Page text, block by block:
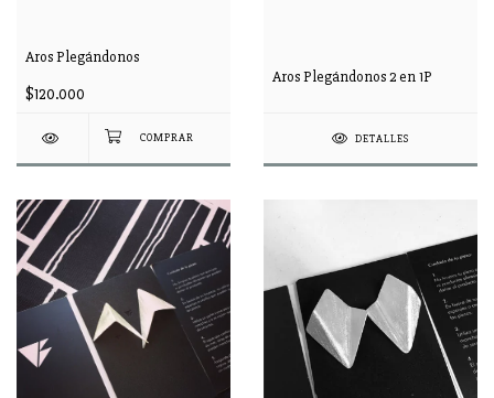
Aros Plegándonos
$120.000
Aros Plegándonos 2 en 1P
DETALLES